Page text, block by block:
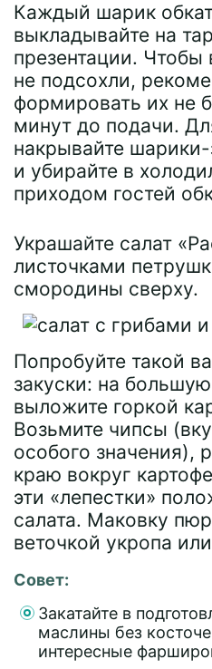
Каждый шарик
выкладывайте на
презентации. Чтобы
не подсохли,
формировать их не
минут до подачи.
накрывайте шарики-
и убирайте в
приходом гостей
Украшайте салат
листочками
смородины сверху.
Попробуйте такой
закуски: на
выложите горкой
Возьмите чипсы
особого значения),
краю вокруг
эти «лепестки»
салата. Маковку
веточкой укропа
Совет:
Закатайте в
маслины без
интересные